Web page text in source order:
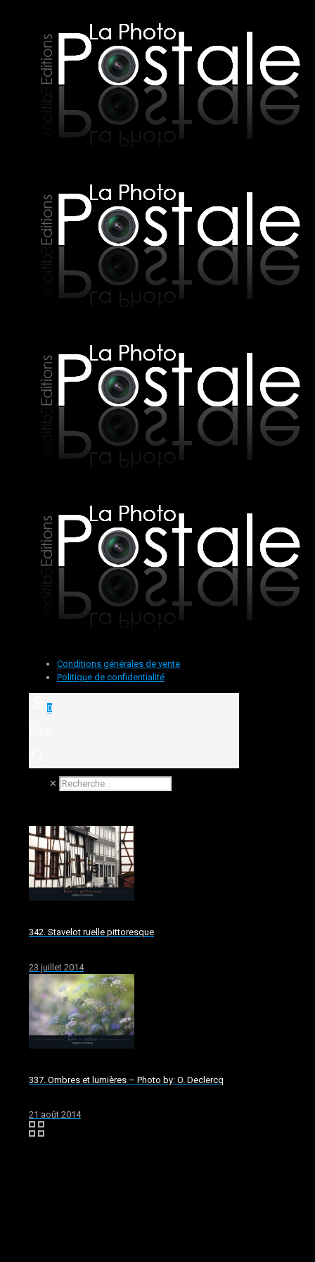
Conditions générales de vente
Politique de confidentialité
0
✕
342. Stavelot ruelle pittoresque
23 juillet 2014
337. Ombres et lumières – Photo by: O. Declercq
21 août 2014